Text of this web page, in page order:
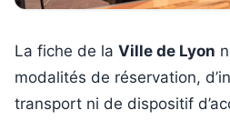
La fiche de la Ville de Lyon
modalités de réservation,
transport ni de dispositif